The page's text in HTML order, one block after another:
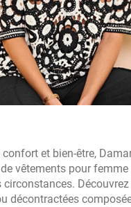
et bien-être,
vêtements pour femme
circonstances.
décontractées